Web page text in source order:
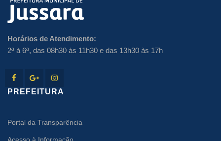
Horários de Atendimento:
2ª à 6ª, das 08h30 às 11h30 e das 13h30 às 17h
PREFEITURA
Portal da Transparência